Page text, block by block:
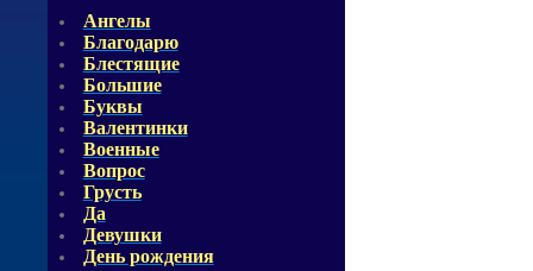
Ангелы
Благодарю
Блестящие
Большие
Буквы
Валентинки
Военные
Вопрос
Грусть
Да
Девушки
День рождения